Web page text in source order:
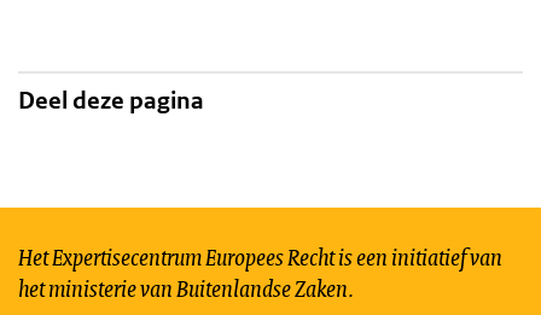
Deel deze pagina
Het Expertisecentrum Europees Recht is een initiatief van
het ministerie van Buitenlandse Zaken.